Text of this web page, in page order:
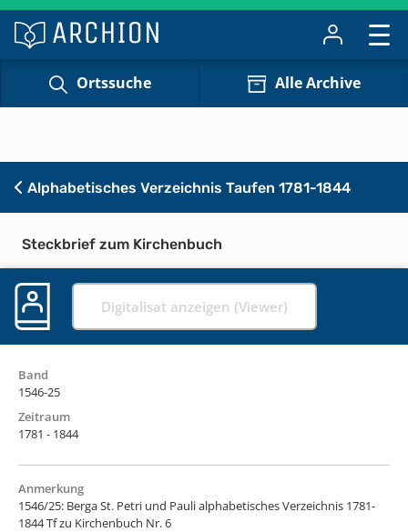
Ortssuche Alle Archive
Alphabetisches Verzeichnis Taufen 1781-1844
Steckbrief zum Kirchenbuch
Digitalisat anzeigen (Viewer)
Band
1546-25
Zeitraum
1781 - 1844
Anmerkung
1546/25: Berga St. Petri und Pauli alphabetisches Verzeichnis 1781-
1844 Tf zu Kirchenbuch Nr. 6